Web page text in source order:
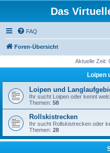
Das
FAQ
Foren-Übersicht
Aktuelle Zeit:
Loipen
Loipen und
Ihr sucht Loipen oder kennt
Themen: 58
Rollskistrecken
Ihr sucht Rollskistrecken oder
Themen: 28